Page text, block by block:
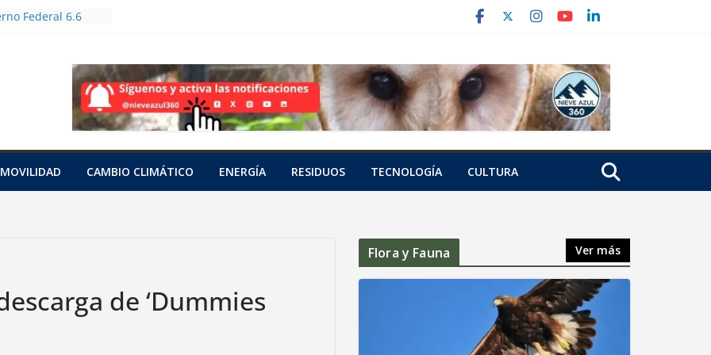
Federal 6.6
rutas bioculturales
urbanos y
a tres tortugas
en una red
con cianuro de 15
MOVILIDAD CAMBIO CLIMÁTICO ENERGÍA RESIDUOS TECNOLOGÍA CULTURA
de ‘Dummies
Flora y Fauna Ver más